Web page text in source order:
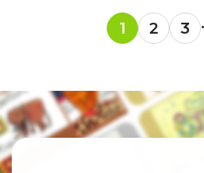
1 2 3